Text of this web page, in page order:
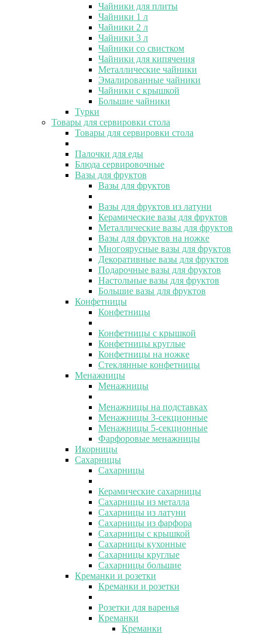
Чайники для плиты
Чайники 1 л
Чайники 2 л
Чайники 3 л
Чайники со свистком
Чайники для кипячения
Металлические чайники
Эмалированные чайники
Чайники с крышкой
Большие чайники
Турки
Товары для сервировки стола
Товары для сервировки стола
Палочки для еды
Блюда сервировочные
Вазы для фруктов
Вазы для фруктов
Вазы для фруктов из латуни
Керамические вазы для фруктов
Металлические вазы для фруктов
Вазы для фруктов на ножке
Многоярусные вазы для фруктов
Декоративные вазы для фруктов
Подарочные вазы для фруктов
Настольные вазы для фруктов
Большие вазы для фруктов
Конфетницы
Конфетницы
Конфетницы с крышкой
Конфетницы круглые
Конфетницы на ножке
Стеклянные конфетницы
Менажницы
Менажницы
Менажницы на подставках
Менажницы 3-секционные
Менажницы 5-секционные
Фарфоровые менажницы
Икорницы
Сахарницы
Сахарницы
Керамические сахарницы
Сахарницы из металла
Сахарницы из латуни
Сахарницы из фарфора
Сахарницы с крышкой
Сахарницы кухонные
Сахарницы круглые
Сахарницы большие
Креманки и розетки
Креманки и розетки
Розетки для варенья
Креманки
Креманки